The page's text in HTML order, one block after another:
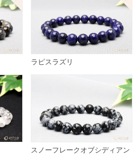
ラピスラズリ
スノーフレークオブシディアン